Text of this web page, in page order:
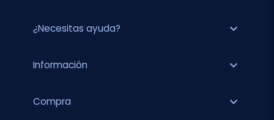
¿Necesitas ayuda? expand_more
Información expand_more
Compra expand_more